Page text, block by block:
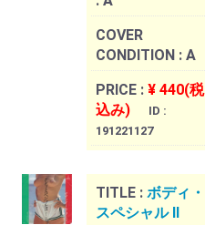
COVER
CONDITION : A
PRICE : ¥ 440(税
込み)
ID :
191221127
TITLE : ボディ・
スペシャル II